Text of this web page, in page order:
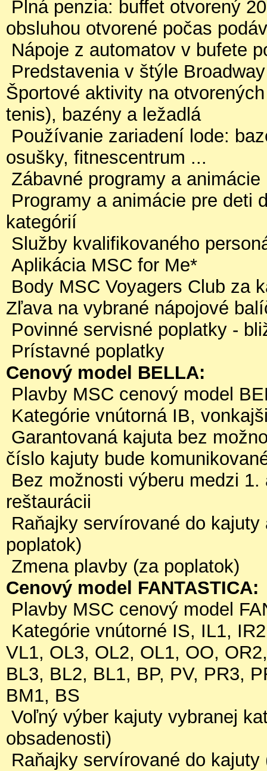
Plná penzia: buffet otvorený
obsluhou otvorené počas
Nápoje z automatov v bufete
Predstavenia v štýle
Športové aktivity na
tenis), bazény a ležadlá
Používanie zariadení lode:
osušky, fitnescentrum ...
Zábavné programy a animácie
Programy a animácie pre deti
kategórií
Služby kvalifikovaného
Aplikácia MSC for Me*
Body MSC Voyagers Club za
Zľava na vybrané nápojové
Povinné servisné poplatky -
Prístavné poplatky
Cenový model BELLA:
Plavby MSC cenový model
Kategórie vnútorná IB,
Garantovaná kajuta bez
číslo kajuty bude
Bez možnosti výberu medzi
reštaurácii
Raňajky servírované do
poplatok)
Zmena plavby (za poplatok)
Cenový model FANTASTICA:
Plavby MSC cenový model
Kategórie vnútorné IS, IL1,
VL1, OL3, OL2, OL1, OO,
BL3, BL2, BL1, BP, PV, PR3,
BM1, BS
Voľný výber kajuty vybranej
obsadenosti)
Raňajky servírované do kajuty